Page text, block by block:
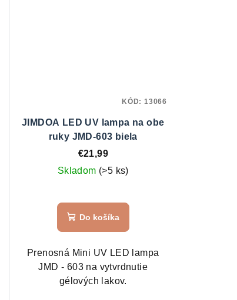
JIMDOA LED UV lampa na obe
ruky JMD-603 biela
€21,99
Skladom (>5 ks)
Do košíka
Prenosná Mini UV LED lampa
JMD - 603 na vytvrdnutie
gélových lakov.
KÓD: 13066